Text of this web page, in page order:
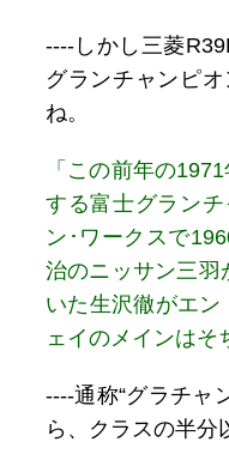
----しかし三菱
グランチャンピ
ね。
「この前年の
する富士グラン
ン･ワークスで
治のニッサン三羽
いた生沢徹がエ
ェイのメインはそ
----通称“グラチャ
ら、クラスの半分